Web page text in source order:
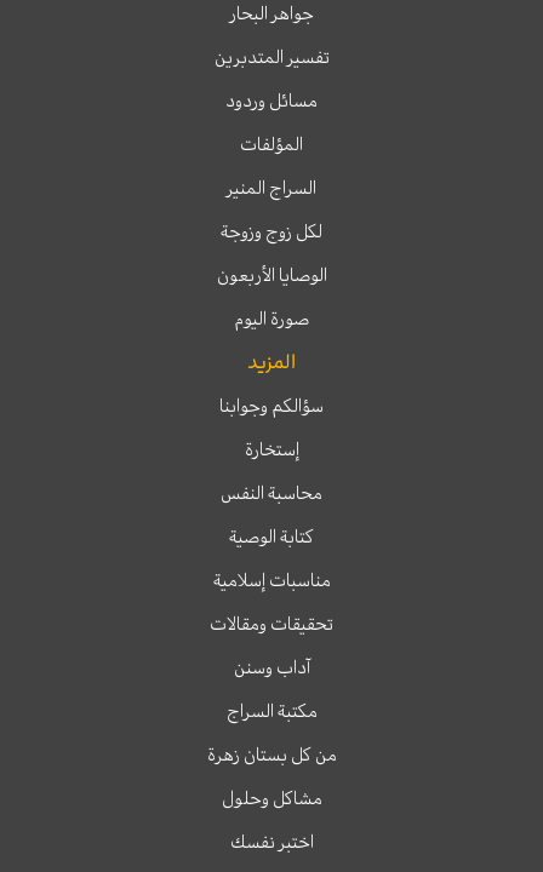
جواهر البحار
تفسير المتدبرين
مسائل وردود
المؤلفات
السراج المنير
لكل زوج وزوجة
الوصايا الأربعون
صورة اليوم
المزيد
سؤالكم وجوابنا
إستخارة
محاسبة النفس
كتابة الوصية
مناسبات إسلامية
تحقيقات ومقالات
آداب وسنن
مكتبة السراج
من كل بستان زهرة
مشاكل وحلول
اختبر نفسك